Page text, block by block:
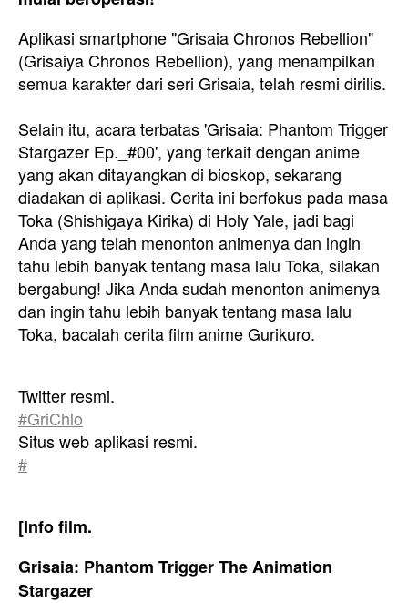
Aplikasi smartphone "Grisaia Chronos Rebellion"
(Grisaiya Chronos Rebellion), yang menampilkan
semua karakter dari seri Grisaia, telah resmi dirilis.
Selain itu, acara terbatas 'Grisaia: Phantom Trigger
Stargazer Ep._#00', yang terkait dengan anime
yang akan ditayangkan di bioskop, sekarang
diadakan di aplikasi. Cerita ini berfokus pada masa
Toka (Shishigaya Kirika) di Holy Yale, jadi bagi
Anda yang telah menonton animenya dan ingin
tahu lebih banyak tentang masa lalu Toka, silakan
bergabung! Jika Anda sudah menonton animenya
dan ingin tahu lebih banyak tentang masa lalu
Toka, bacalah cerita film anime Gurikuro.
Twitter resmi.
#GriChlo
Situs web aplikasi resmi.
#
[Info film.
Grisaia: Phantom Trigger The Animation
Stargazer